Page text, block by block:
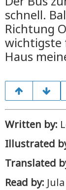
schnell.
Richtung
wichtigste
Haus
Written by:
Illustrated
Translated
Read by: